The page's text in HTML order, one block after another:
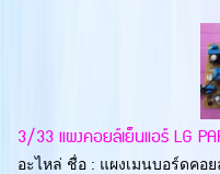
3/33 แผงคอยล์เย็นแอร์ LG
อะไหล่ ชื่อ : แผงเมนบอร์ดคอ